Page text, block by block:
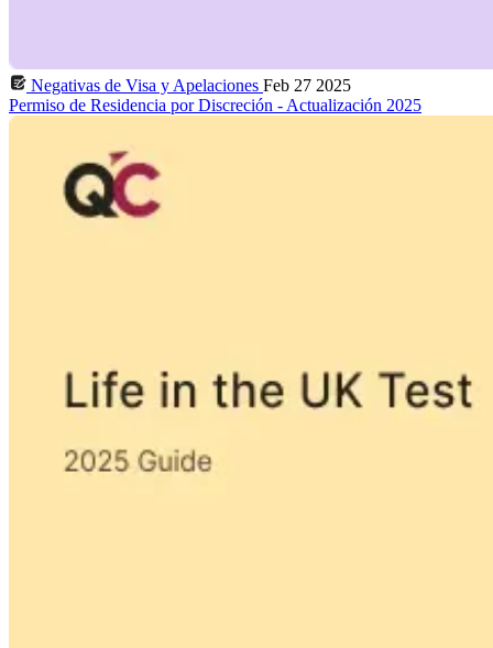
Negativas de Visa y Apelaciones Feb 27 2025
Permiso de Residencia por Discreción - Actualización 2025